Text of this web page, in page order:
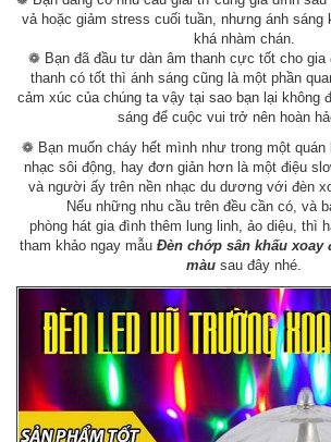
vả hoặc giảm stress cuối tuần, nhưng ánh sáng
khá nhàm chán.
❁ Bạn đã đầu tư dàn âm thanh cực tốt cho gia
thanh có tốt thì ánh sáng cũng là một phần
cảm xúc của chúng ta vậy tại sao bạn lại không
sáng để cuộc vui trở nên hoàn
❁ Bạn muốn cháy hết mình như trong một quán
nhạc sôi động, hay đơn giản hơn là một điệu
và người ấy trên nền nhạc du dương với đèn
Nếu những nhu cầu trên đều cần có, và
phòng hát gia đình thêm lung linh, ảo diệu, thì
tham khảo ngay mẫu Đèn chớp sân khấu xoay
màu sau đây nhé.